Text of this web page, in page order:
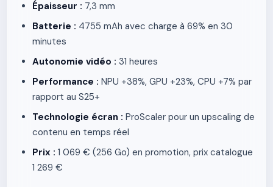
Épaisseur : 7,3 mm
Batterie : 4755 mAh avec charge à 69% en 30
minutes
Autonomie vidéo : 31 heures
Performance : NPU +38%, GPU +23%, CPU +7% par
rapport au S25+
Technologie écran : ProScaler pour un upscaling de
contenu en temps réel
Prix : 1 069 € (256 Go) en promotion, prix catalogue
1 269 €